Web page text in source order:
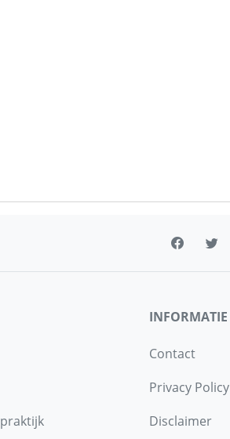
INFORMATIE
Contact
Privacy Policy
Disclaimer